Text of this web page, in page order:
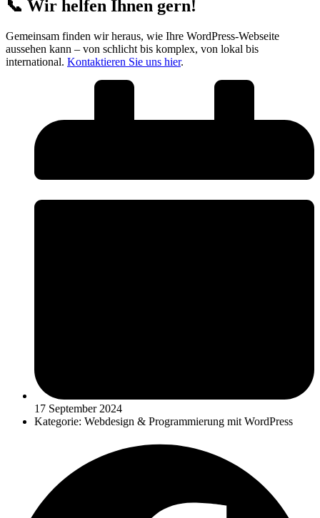
📞 Wir helfen Ihnen gern!
Gemeinsam finden wir heraus, wie Ihre WordPress-Webseite
aussehen kann – von schlicht bis komplex, von lokal bis
international. Kontaktieren Sie uns hier.
17 September 2024
Kategorie: Webdesign & Programmierung mit WordPress